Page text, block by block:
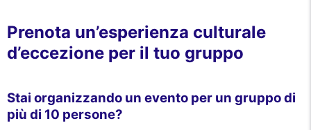
Prenota un’esperienza culturale
d’eccezione per il tuo gruppo
Stai organizzando un evento per un gruppo di
più di 10 persone?